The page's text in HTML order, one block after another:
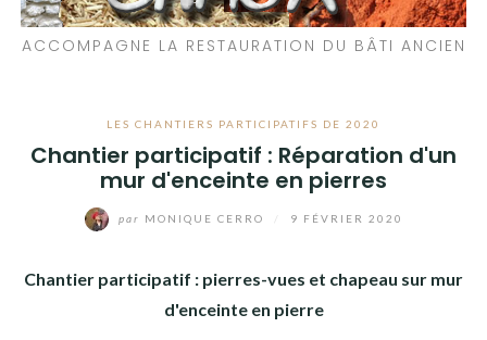
ACCOMPAGNE LA RESTAURATION DU BÂTI ANCIEN
LES CHANTIERS PARTICIPATIFS DE 2020
Chantier participatif : Réparation d'un
mur d'enceinte en pierres
par MONIQUE CERRO 9 FÉVRIER 2020
Chantier participatif : pierres-vues et chapeau sur mur
d'enceinte en pierre
QUE PROPOSONS-NOUS ?